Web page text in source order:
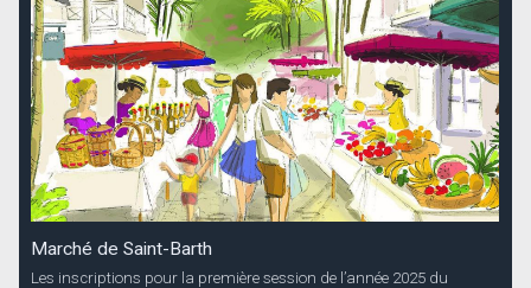
Marché de Saint-Barth
Les inscriptions pour la première session de l’année 2025 du